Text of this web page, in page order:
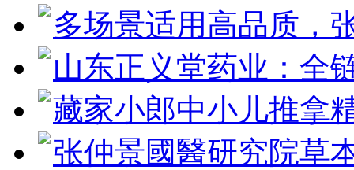
多场景适用高品质，
山东正义堂药业：全
藏家小郎中小儿推拿
张仲景國醫研究院草